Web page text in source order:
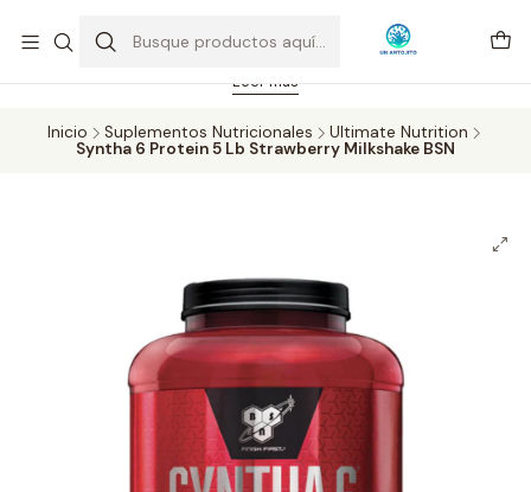
Feriado 21-05-2026 atención hasta las 14 hrs. Envío GRATIS mismo
día solo área Metropolitana Santiago por compras desde CLP 39.900.
Pedidos hasta 16 hrs., sábados y domingos hasta 14 hrs.
Leer más
Inicio Suplementos Nutricionales
Ultimate Nutrition
Syntha 6 Protein 5 Lb Strawberry Milkshake BSN